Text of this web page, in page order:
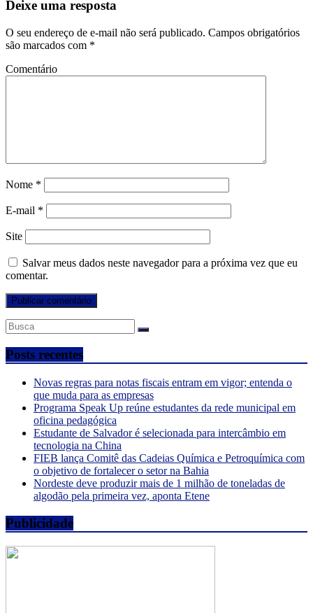
Deixe uma resposta
O seu endereço de e-mail não será publicado. Campos obrigatórios
são marcados com *
Comentário
Nome *
E-mail *
Site
Salvar meus dados neste navegador para a próxima vez que eu
comentar.
Posts recentes
Novas regras para notas fiscais entram em vigor; entenda o
que muda para as empresas
Programa Speak Up reúne estudantes da rede municipal em
oficina pedagógica
Estudante de Salvador é selecionada para intercâmbio em
tecnologia na China
FIEB lança Comitê das Cadeias Química e Petroquímica com
o objetivo de fortalecer o setor na Bahia
Nordeste deve produzir mais de 1 milhão de toneladas de
algodão pela primeira vez, aponta Etene
Publicidade